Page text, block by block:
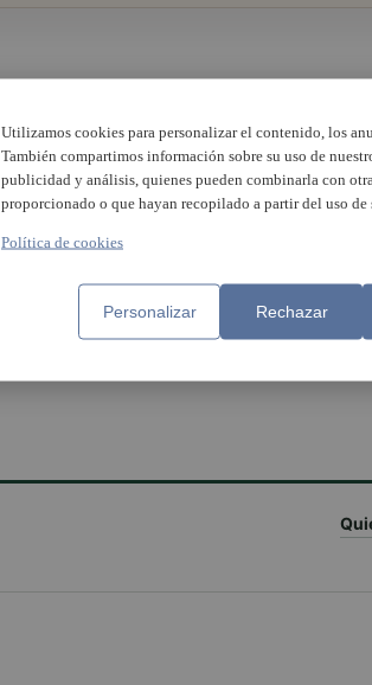
Utilizamos cookies para personalizar el contenido, los
También compartimos información sobre su uso de
publicidad y análisis, quienes pueden combinarla con
proporcionado o que hayan recopilado a partir del uso de
Política de cookies
Personalizar Rechazar